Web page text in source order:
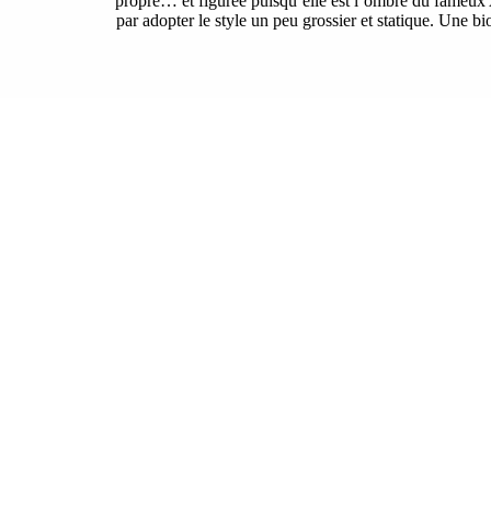
par adopter le style un peu grossier et statique. Une